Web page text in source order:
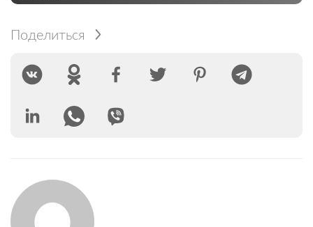
Поделиться